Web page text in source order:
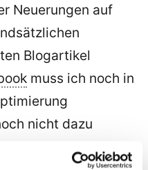
Neuerungen auf
Blogartikel
muss ich noch in
nicht dazu